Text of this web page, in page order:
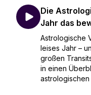
Die
Jahr das
Astrologische
leises Jahr –
großen
in einen